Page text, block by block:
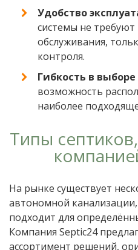
Удобство
системы не требуют
обслуживания,
контроля.
Гибкость в
возможность
наиболее
Типы
На рынке существует
автономной
подходит для
Компания Septic24
ассортимент решений,